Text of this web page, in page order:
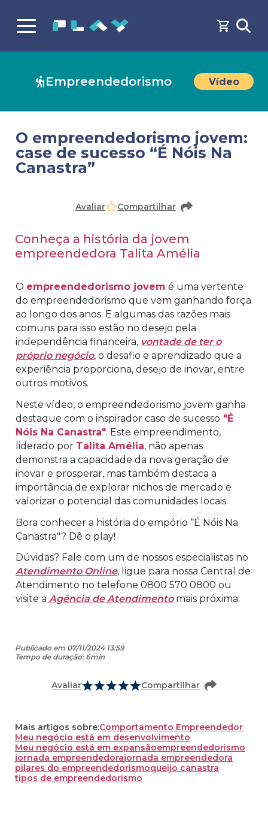
Empreendedorismo Vídeo
O empreendedorismo jovem:
case de sucesso “É Nóis Na
Canastra”
cadastro para acessar o conteúdo
Avaliar Compartilhar
Conheça a história da jovem
empreendedora Talita Amélia
O empreendedorismo jovem é uma vertente
do empreendedorismo que vem ganhando força
ao longo dos anos. E algumas das razões mais
comuns para isso estão no desejo pela
independência financeira, vontade de ter o
próprio negócio, o desafio e aprendizado que a
experiência proporciona, desejo de inovar, entre
outros motivos.
Neste vídeo, o empreendedorismo jovem ganha
destaque com o inspirador caso de sucesso "É
Nóis Na Canastra". Este empreendimento,
liderado por Talita Amélia, não apenas
demonstra a capacidade da nova geração de
inovar e prosperar, mas também destaca a
importância de explorar nichos de mercado e
valorizar o potencial das comunidades locais.
Bora conhecer a história do empório “É Nóis Na
Canastra"? Dê o play!
Dúvidas? Fale com um de nossos especialistas no
Atendimento Online, ligue para nossa Central de
Atendimento no telefone 0800 570 0800 ou
visite a Agência de Atendimentomais próxima.
Publicado em 07/11/2024 13:59
Tempo de duração: 6min
Avaliar Compartilhar
Mais artigos sobre:Comportamento Empreendedor
Meu negócio está em desenvolvimento
Meu negócio está em expansãoempreendedorismo
jornada empreendedorajornada empreendedora
pilares do empreendedorismoqueijo canastra
tipos de empreendedorismo